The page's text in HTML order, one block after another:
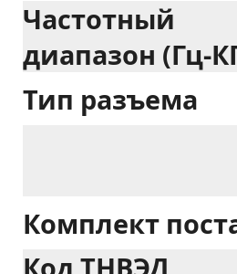
Частотный
диапазон (Гц-
Тип разъема
Комплект